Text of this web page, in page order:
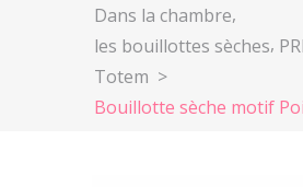
Dans la chambre,
les bouillottes sèches,
Totem >
Bouillotte sèche motif